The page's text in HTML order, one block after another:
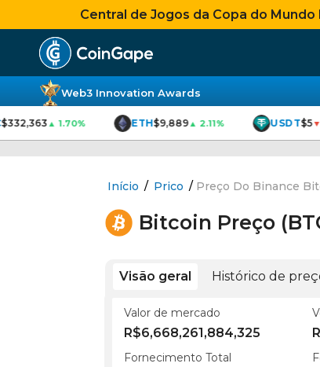
Central de Jogos da Copa do
Web3 Innovation Awards
▲ 1.70% ETH$9,889▲ 2.11% USDT$5▼
Início / Prico / Preço Do Binance
Bitcoin Preço
Visão geral Histórico de
Valor de mercado
R$6,668,261,884,325
Fornecimento Total